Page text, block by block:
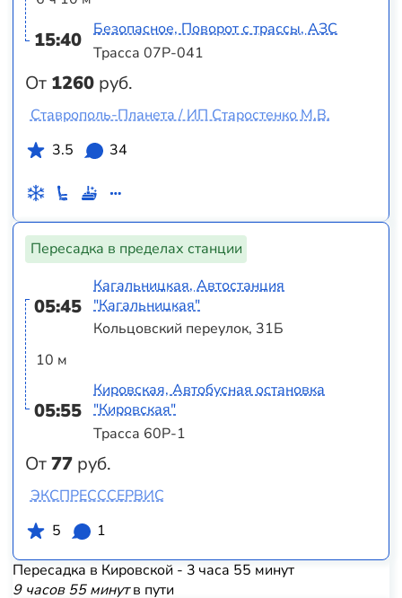
15:40
От 1260 руб.
Безопасное, Поворот с трассы, АЗС
Трасса 07Р-041
Ставрополь-Планета / ИП Старостенко М.В.
3.5
34
Пересадка в пределах станции
05:45
10 м
05:55
От77 руб.
Кагальницкая, Автостанция
"Кагальницкая"
Кольцовский переулок, 31Б
Кировская, Автобусная остановка
"Кировская"
Трасса 60Р-1
ЭКСПРЕСССЕРВИС
5
1
Пересадка в Кировской - 3 часа 55 минут
9 часов 55 минутв пути